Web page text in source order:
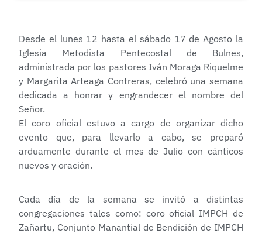
Desde el lunes 12 hasta el sábado 17 de Agosto la
Iglesia Metodista Pentecostal de Bulnes,
administrada por los pastores Iván Moraga Riquelme
y Margarita Arteaga Contreras, celebró una semana
dedicada a honrar y engrandecer el nombre del
Señor.
El coro oficial estuvo a cargo de organizar dicho
evento que, para llevarlo a cabo, se preparó
arduamente durante el mes de Julio con cánticos
nuevos y oración.
Cada día de la semana se invitó a distintas
congregaciones tales como: coro oficial IMPCH de
Zañartu, Conjunto Manantial de Bendición de IMPCH